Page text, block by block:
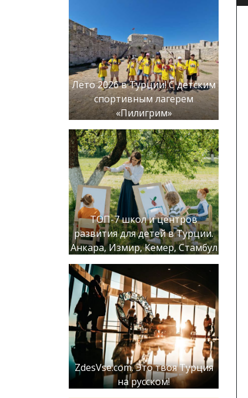
Лето 2026 в Турции! С детским
спортивным лагерем
«Пилигрим»
ТОП-7 школ и центров
развития для детей в Турции.
Анкара, Измир, Кемер, Стамбул
ZdesVse.com. Это твоя Турция
на русском!